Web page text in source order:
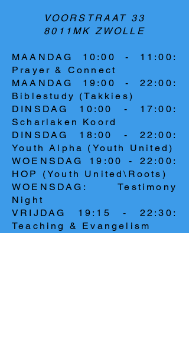
VOORSTRAAT 33
8011MK ZWOLLE
MAANDAG 10:00 - 11:00:
Prayer & Connect
MAANDAG 19:00 - 22:00:
Biblestudy (Takkies)
DINSDAG 10:00 - 17:00:
Scharlaken Koord
DINSDAG 18:00 - 22:00:
Youth Alpha (Youth United)
WOENSDAG 19:00 - 22:00:
HOP (Youth United\Roots)
WOENSDAG: Testimony
Night
VRIJDAG 19:15 - 22:30:
Teaching & Evangelism